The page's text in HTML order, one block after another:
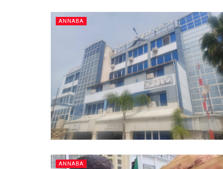
ANNABA
ANNABA